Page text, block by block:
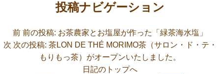
投稿ナビゲーション
前 前の投稿: お茶農家とお塩屋が作った「緑茶海水塩」
次 次の投稿: 茶LON DE THÉ MORIMO茶（サロン・ド・テ・
もりもっ茶）がオープンいたしました。
日記のトップへ